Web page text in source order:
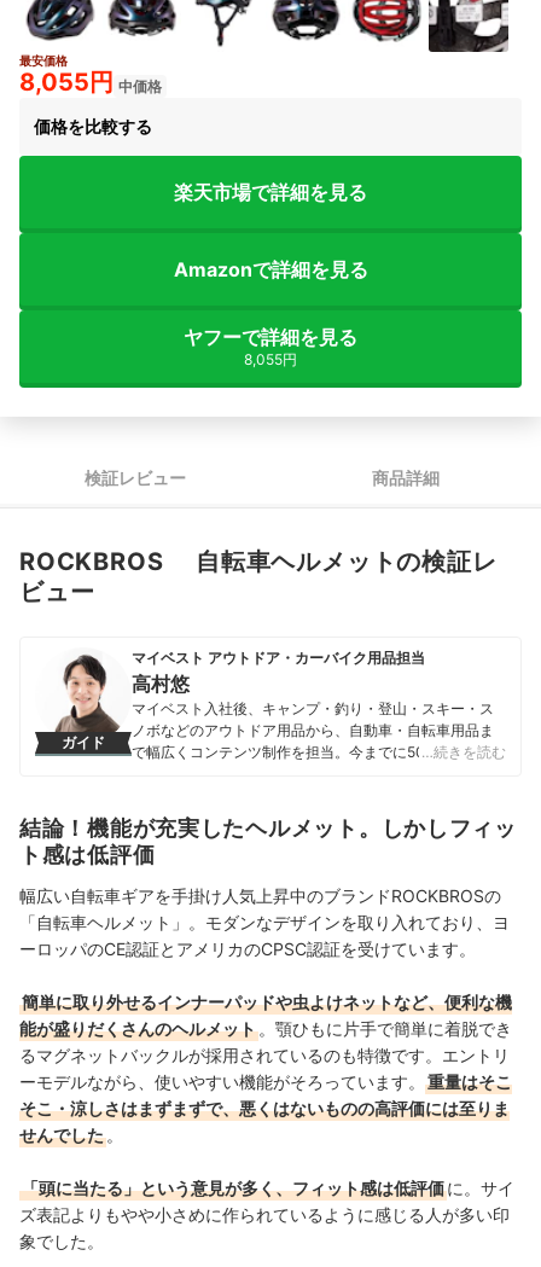
最安価格
8,055円 中価格
価格を比較する
楽天市場で詳細を見る
Amazonで詳細を見る
ヤフーで詳細を見る
8,055円
検証レビュー 商品詳細
ROCKBROS 自転車ヘルメットの検証レ
ビュー
ガイド
マイベスト アウトドア・カーバイク用品担当
高村悠
マイベスト入社後、キャンプ・釣り・登山・スキー・ス
ノボなどのアウトドア用品から、自動車・自転車用品ま
で幅広くコンテンツ制作を担当。今までに500以上の商
たりの選択肢を提案すること」をモットーに、コンテン
ツ制作を行なっている。
高村悠のプロフィール
…続きを読む
結論！機能が充実したヘルメット。しかしフィッ
ト感は低評価
幅広い自転車ギアを手掛け人気上昇中のブランドROCKBROSの
「自転車ヘルメット」。モダンなデザインを取り入れており、ヨ
ーロッパのCE認証とアメリカのCPSC認証を受けています。
簡単に取り外せるインナーパッドや虫よけネットなど、便利な機
能が盛りだくさんのヘルメット 。顎ひもに片手で簡単に着脱でき
るマグネットバックルが採用されているのも特徴です。エントリ
ーモデルながら、使いやすい機能がそろっています。
重量はそこ
そこ・涼しさはまずまずで、悪くはないものの高評価には至りま
せんでした 。
「頭に当たる」という意見が多く、フィット感は低評価に。 サイ
ズ表記よりもやや小さめに作られているように感じる人が多い印
象でした。